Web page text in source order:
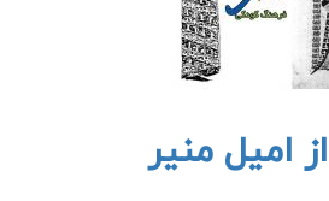
امیل منیر